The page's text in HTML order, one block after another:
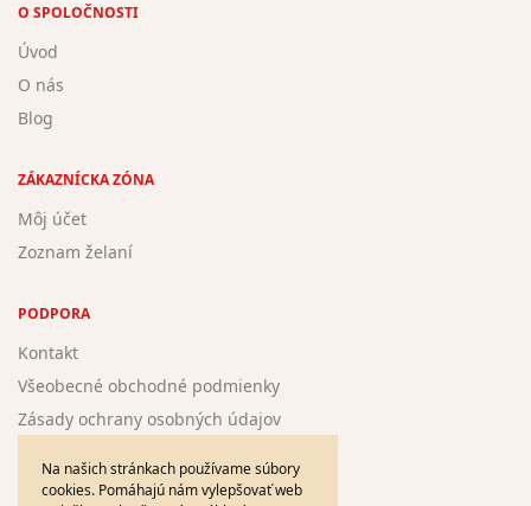
O SPOLOČNOSTI
Úvod
O nás
Blog
ZÁKAZNÍCKA ZÓNA
Môj účet
Zoznam želaní
PODPORA
Kontakt
Všeobecné obchodné podmienky
Zásady ochrany osobných údajov
Na našich stránkach používame súbory
cookies. Pomáhajú nám vylepšovať web